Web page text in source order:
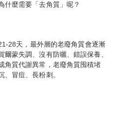
什麼需要「去角質」呢？
28天，最外層的老廢角質會逐漸
蒙失調、沒有防曬、錯誤保養、
角質代謝異常，老廢角質囤積堵
冒痘、長粉刺。